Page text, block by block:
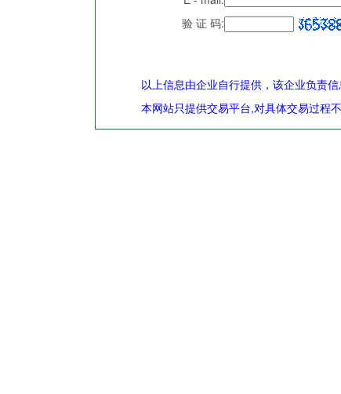
验 证 码:
以上信息由企业自行提供，该企业负责
本网站只提供交易平台,对具体交易过程